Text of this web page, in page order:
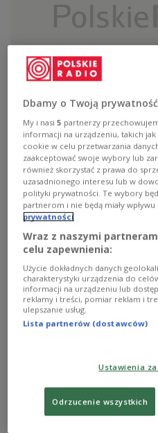
Zapach poranka
Dziś w kuchni tradycyjnie
Zaczniemy od łososia
koprem i grubo mielonym
go dziś, to musimy
nasz stół, wiec dziś
Zobacz więcej na temat:desery
Zapraszamy do
Poranna audycja
Dbamy o Twoją prywatność
My i nasi5 partnerzy
informacji na urządzeniu, takich
cookie w celu przetwarzania
zaakceptować swoje wybory lub
również skorzystać z prawa do
uzasadnionego interesu lub w
polityki prywatności. Te wybory
partnerom i nie będą miały wpływu
prywatności
Wraz z naszymi
celu zapewnienia:
Użycie dokładnych danych
charakterystyki urządzenia do
informacji na urządzeniu lub
reklamy i treści, pomiar reklam i
ulepszanie usług.
Lista partnerów (dostawców)
Ustawienia
Odrzucenie wszystkich